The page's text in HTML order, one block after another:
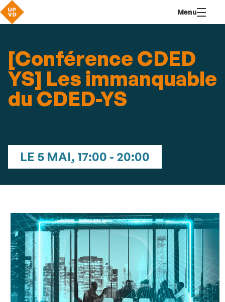
contenu
Menu
[Conférence CDED
YS] Les immanquable
du CDED-YS
LE 5 MAI, 17:00 - 20:00